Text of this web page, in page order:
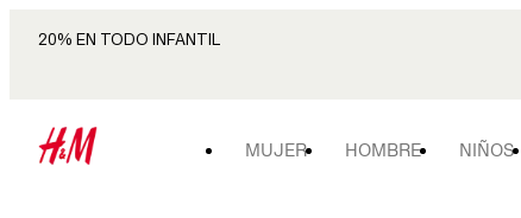
20% EN TODO INFANTIL
MUJER HOMBRE NIÑOS